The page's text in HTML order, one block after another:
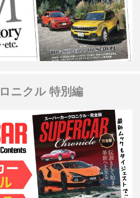
ニクル 特別編